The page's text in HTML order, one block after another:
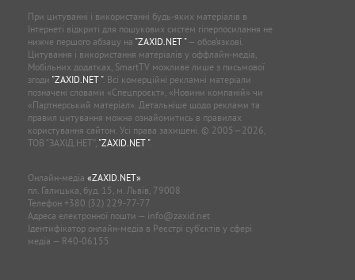
При цитуванні і використанні будь-яких матеріалів в
Інтернеті відкриті для пошукових систем гіперпосилання не
нижче першого абзацу на "ZAXID.NET "— обов’язкові.
Цитування і використання матеріалів у оффлайн-медіа,
Мобільних додатках, SmartTV можливе лише з письмової
згоди "ZAXID.NET ". Всі комерційні рекламні матеріали
позначені словами «Спецпроєкт», «Новини компаній» чи
«Партнерський матеріал». Детальніше щодо реклами та
правил цитування можна ознайомитись в правилах
користування сайтом. Усі права захищені. © 2005—2026,
ТОВ “ЗАХІД.НЕТ”, "ZAXID.NET ".
Онлайн-медіа «ZAXID.NET»
пл. Галицька, буд. 15, м. Львів, 79008
Телефон +380 (32) 229-77-77
Адреса електронної пошти — info@zaxid.net
Ідентифікатор онлайн-медіа в Реєстрі суб'єктів у сфері
медіа — R40-06155